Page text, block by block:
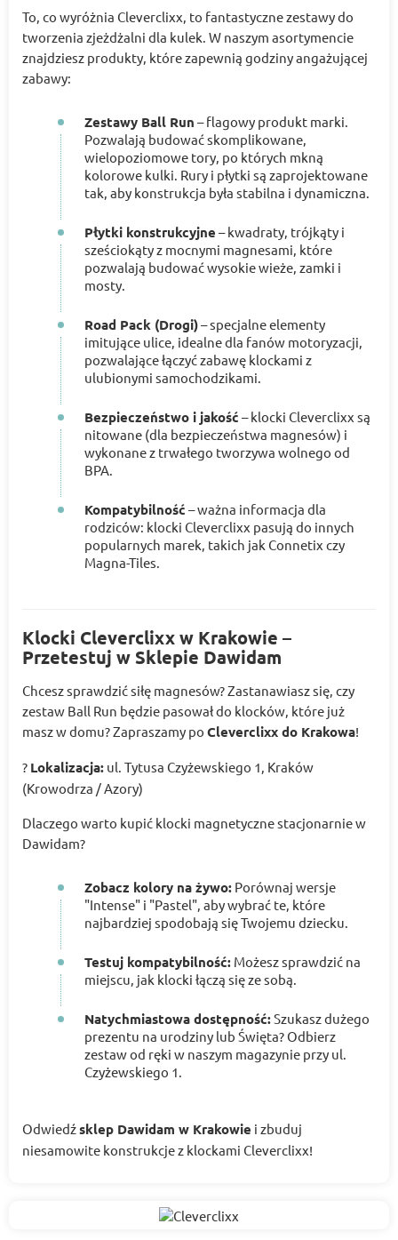
To, co wyróżnia Cleverclixx, to fantastyczne zestawy do
tworzenia zjeżdżalni dla kulek. W naszym asortymencie
znajdziesz produkty, które zapewnią godziny angażującej
zabawy:
Zestawy Ball Run – flagowy produkt marki.
Pozwalają budować skomplikowane,
wielopoziomowe tory, po których mkną
kolorowe kulki. Rury i płytki są zaprojektowane
tak, aby konstrukcja była stabilna i dynamiczna.
Płytki konstrukcyjne – kwadraty, trójkąty i
sześciokąty z mocnymi magnesami, które
pozwalają budować wysokie wieże, zamki i
mosty.
Road Pack (Drogi)– specjalne elementy
imitujące ulice, idealne dla fanów motoryzacji,
pozwalające łączyć zabawę klockami z
ulubionymi samochodzikami.
Bezpieczeństwo i jakość – klocki Cleverclixx są
nitowane (dla bezpieczeństwa magnesów) i
wykonane z trwałego tworzywa wolnego od
BPA.
Kompatybilność – ważna informacja dla
rodziców: klocki Cleverclixx pasują do innych
popularnych marek, takich jak Connetix czy
Magna-Tiles.
Klocki Cleverclixx w Krakowie –
Przetestuj w Sklepie Dawidam
Chcesz sprawdzić siłę magnesów? Zastanawiasz się, czy
zestaw Ball Run będzie pasował do klocków, które już
masz w domu? Zapraszamy po Cleverclixx do Krakowa!
? Lokalizacja: ul. Tytusa Czyżewskiego 1, Kraków
(Krowodrza / Azory)
Dlaczego warto kupić klocki magnetyczne stacjonarnie w
Dawidam?
Zobacz kolory na żywo: Porównaj wersje
"Intense" i "Pastel", aby wybrać te, które
najbardziej spodobają się Twojemu dziecku.
Testuj kompatybilność: Możesz sprawdzić na
miejscu, jak klocki łączą się ze sobą.
Natychmiastowa dostępność:Szukasz dużego
prezentu na urodziny lub Święta? Odbierz
zestaw od ręki w naszym magazynie przy ul.
Czyżewskiego 1.
Odwiedźsklep Dawidam w Krakowie i zbuduj
niesamowite konstrukcje z klockami Cleverclixx!